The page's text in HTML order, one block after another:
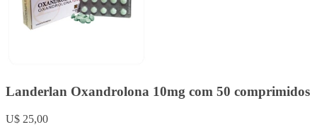
Landerlan Oxandrolona 10mg com 50 comprimidos
U$ 25,00